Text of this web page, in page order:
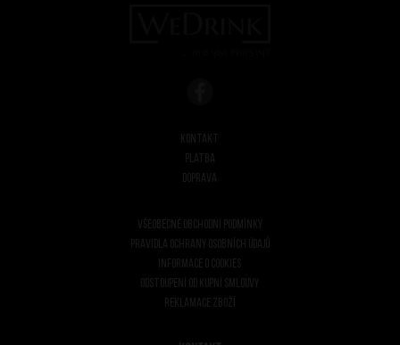
Kontakt
Platba
Doprava
Všeobecné obchodní podmínky
Pravidla ochrany osobních údajů
Informace o cookies
Odstoupení od kupní smlouvy
Reklamace zboží